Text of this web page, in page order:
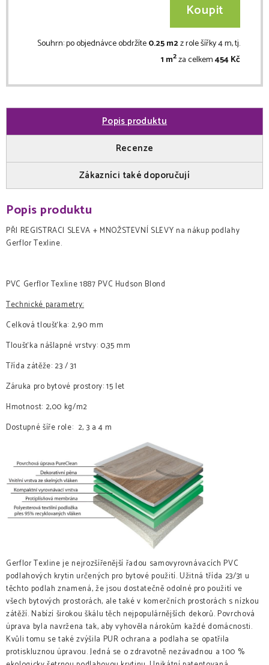
Koupit
Souhrn:po objednávce obdržíte0.25 m2z role šířky 4 m, tj.
1 m2za celkem454 Kč
Popis produktu
Recenze
Zákazníci také doporučují
Popis produktu
PŘI REGISTRACI SLEVA + MNOŽSTEVNÍ SLEVY na nákup podlahy
Gerflor Texline.
PVC Gerflor Texline 1887 PVC Hudson Blond
Technické parametry:
Celková tloušťka: 2,90 mm
Tloušťka nášlapné vrstvy: 0,35 mm
Třída zátěže: 23 / 31
Záruka pro bytové prostory: 15 let
Hmotnost: 2,00 kg/m2
Dostupné šíře role: 2, 3 a 4 m
Gerflor Texline je nejrozšířenější řadou samovyrovnávacích PVC
podlahových krytin určených pro bytové použití. Užitná třída 23/31 u
těchto podlah znamená, že jsou dostatečně odolné pro použití ve
všech bytových prostorách, ale také v komerčních prostorách s nízkou
zátěží. Nabízí širokou škálu těch nejpopulárnějších dekorů. Povrchová
úprava byla navržena tak, aby vyhověla nárokům každé domácnosti.
Kvůli tomu se také zvýšila PUR ochrana a podlaha se opatřila
protiskluznou úpravou. Jedná se o zdravotně nezávadnou a 100 %